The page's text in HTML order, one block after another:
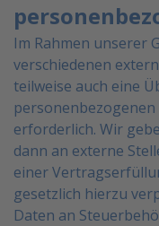
Im Rahmen unserer
verschiedenen
teilweise auch eine
erforderlich. Wir
dann an externe
einer
gesetzlich hierzu
Daten an